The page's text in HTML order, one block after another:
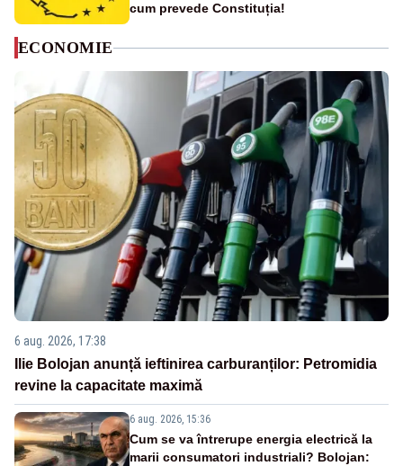
cum prevede Constituția!
ECONOMIE
6 aug. 2026, 17:38
Ilie Bolojan anunță ieftinirea carburanților: Petromidia
revine la capacitate maximă
6 aug. 2026, 15:36
Cum se va întrerupe energia electrică la
marii consumatori industriali? Bolojan: